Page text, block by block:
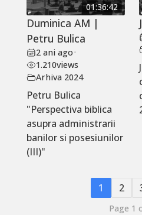
01:36:42
Duminica AM |
Petru Bulica
2 ani ago•
1.210views
Arhiva 2024
Petru Bulica
"Perspectiva biblica
asupra administrarii
banilor si posesiunilor
(III)"
1 2
Page 1